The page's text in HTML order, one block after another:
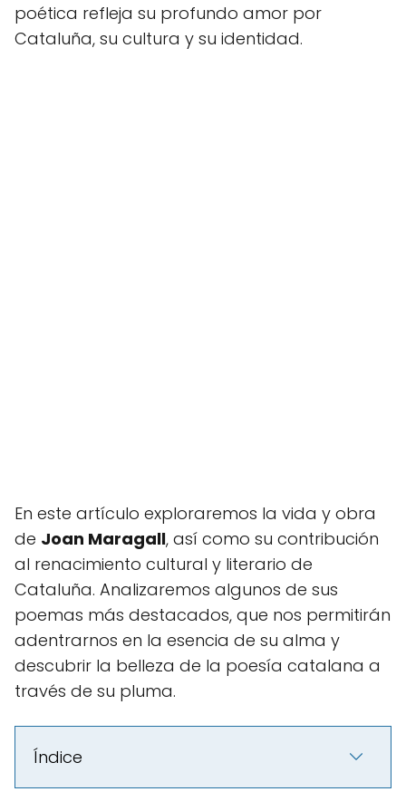
poética refleja su profundo amor por
Cataluña, su cultura y su identidad.
En este artículo exploraremos la vida y obra
de Joan Maragall, así como su contribución
al renacimiento cultural y literario de
Cataluña. Analizaremos algunos de sus
poemas más destacados, que nos permitirán
adentrarnos en la esencia de su alma y
descubrir la belleza de la poesía catalana a
través de su pluma.
Índice